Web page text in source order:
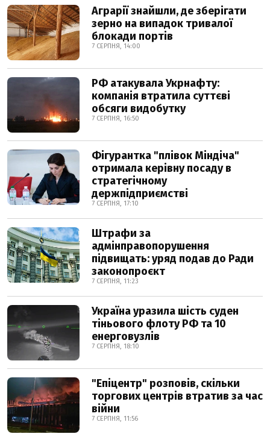
Аграрії знайшли, де зберігати
зерно на випадок тривалої
блокади портів
7 СЕРПНЯ, 14:00
РФ атакувала Укрнафту:
компанія втратила суттєві
обсяги видобутку
7 СЕРПНЯ, 16:50
Фігурантка "плівок Міндіча"
отримала керівну посаду в
стратегічному
держпідприємстві
7 СЕРПНЯ, 17:10
Штрафи за
адмінправопорушення
підвищать: уряд подав до Ради
законопроєкт
7 СЕРПНЯ, 11:23
Україна уразила шість суден
тіньового флоту РФ та 10
енерговузлів
7 СЕРПНЯ, 18:10
"Епіцентр" розповів, скільки
торгових центрів втратив за час
війни
7 СЕРПНЯ, 11:56